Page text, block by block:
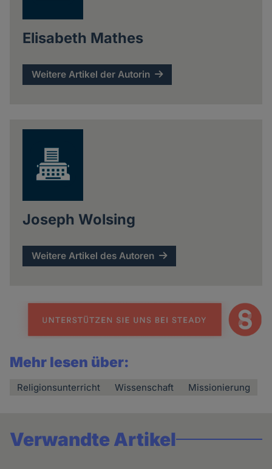
Elisabeth Mathes
Weitere Artikel der Autorin
Joseph Wolsing
Weitere Artikel des Autoren
Mehr lesen über:
Religionsunterricht Wissenschaft Missionierung
Verwandte Artikel